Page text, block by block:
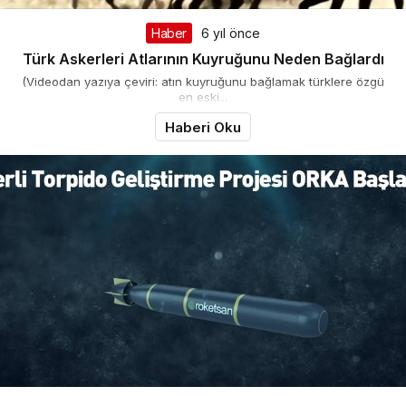
Haber 6 yıl önce
Türk Askerleri Atlarının Kuyruğunu Neden Bağlardı
(Videodan yazıya çeviri: atın kuyruğunu bağlamak türklere özgü
en eski...
Haberi Oku